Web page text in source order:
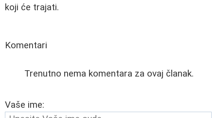
koji će trajati.
Komentari
Trenutno nema komentara za ovaj članak.
Vaše ime: